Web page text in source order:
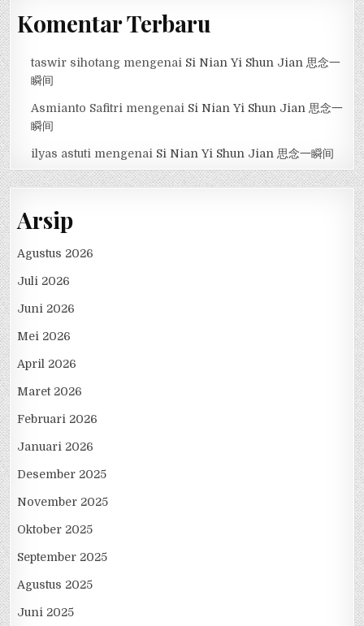
Komentar Terbaru
taswir sihotang mengenai Si Nian Yi Shun Jian 思念一
瞬间
Asmianto Safitri mengenai Si Nian Yi Shun Jian 思念一
瞬间
ilyas astuti mengenai Si Nian Yi Shun Jian 思念一瞬间
Arsip
Agustus 2026
Juli 2026
Juni 2026
Mei 2026
April 2026
Maret 2026
Februari 2026
Januari 2026
Desember 2025
November 2025
Oktober 2025
September 2025
Agustus 2025
Juni 2025